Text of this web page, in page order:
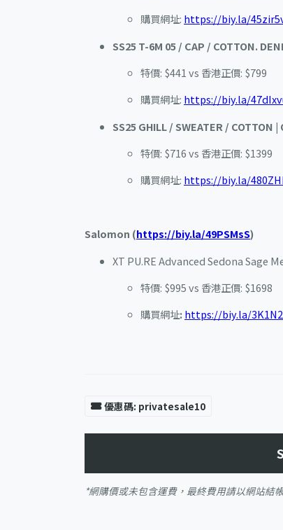
購買網址: https://biy.la/
SS25 T-6M 05 / CAP / COTTON.
特價: $441 vs 香港正價: $799
購買網址: https://biy.la/
SS25 GHILL / SWEATER / COTTON |
特價: $716 vs 香港正價: $1399
購買網址: https://biy.la/
Salomon (https://biy.la/49PSMsS)
XT PU.RE Advanced Sedona Sage
特價: $995 vs 香港正價: $1698
購買網址: https://biy.la/
優惠碼: privatesale10
*網購價或未包含運費，最終費用請以網站結